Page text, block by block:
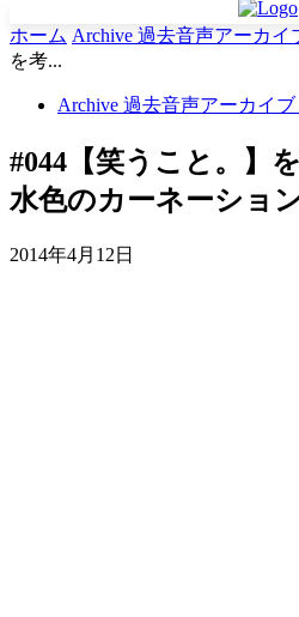
ホーム Archive 過去音声アーカイ
を考...
Archive 過去音声アーカイブ
#044【笑うこと。】
水色のカーネーショ
2014年4月12日